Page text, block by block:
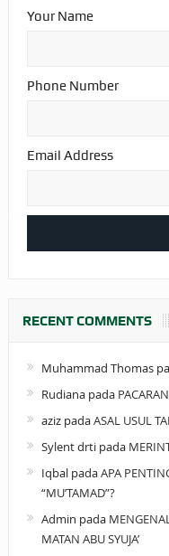
Your Name
Phone Number
Email Address
RECENT COMMENTS
Muhammad Thomas
Rudianapada PACARAN
azizpadaASAL USUL
Sylent drtipada
IqbalpadaAPA
“MU’TAMAD”?
Admin pada
MATAN ABU SYUJA’